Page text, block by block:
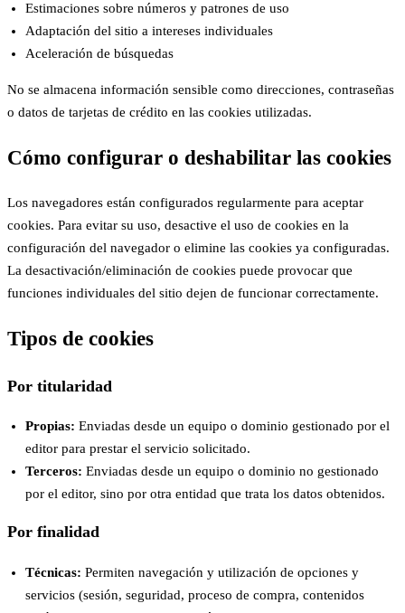
Estimaciones sobre números y patrones de uso
Adaptación del sitio a intereses individuales
Aceleración de búsquedas
No se almacena información sensible como direcciones, contraseñas
o datos de tarjetas de crédito en las cookies utilizadas.
Cómo configurar o deshabilitar las cookies
Los navegadores están configurados regularmente para aceptar
cookies. Para evitar su uso, desactive el uso de cookies en la
configuración del navegador o elimine las cookies ya configuradas.
La desactivación/eliminación de cookies puede provocar que
funciones individuales del sitio dejen de funcionar correctamente.
Tipos de cookies
Por titularidad
Propias: Enviadas desde un equipo o dominio gestionado por el
editor para prestar el servicio solicitado.
Terceros: Enviadas desde un equipo o dominio no gestionado
por el editor, sino por otra entidad que trata los datos obtenidos.
Por finalidad
Técnicas: Permiten navegación y utilización de opciones y
servicios (sesión, seguridad, proceso de compra, contenidos